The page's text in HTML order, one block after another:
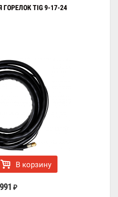
TIG 9-17-24
В корзину
₽